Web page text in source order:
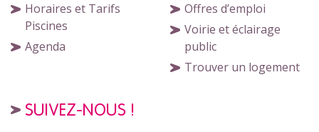
Horaires et Tarifs
Piscines
Agenda
Offres d’emploi
Voirie et éclairage
public
Trouver un logement
SUIVEZ-NOUS !